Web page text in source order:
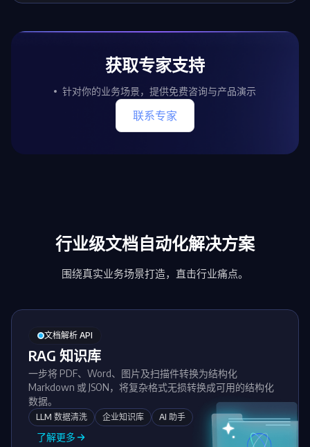
获取专家支持
针对你的业务场景，提供免费咨询与产品演示
联系专家
行业级文档自动化解决方案
围绕真实业务场景打造，直击行业痛点。
文档解析 API
RAG 知识库
一步将 PDF、Word、图片及扫描件转换为结构化
Markdown 或 JSON，将复杂格式无损转换成可用的结构化
数据。
LLM 数据清洗 企业知识库 AI 助手
了解更多